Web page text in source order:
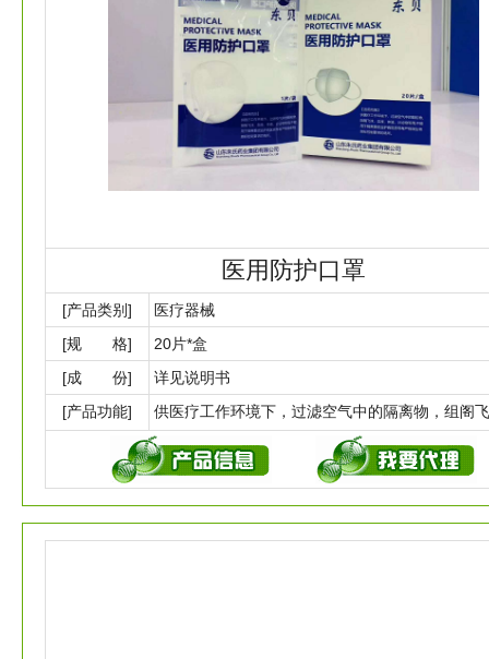
医用防护口罩
[产品类别]
医疗器械
[规 格]
20片*盒
[成 份]
详见说明书
[产品功能]